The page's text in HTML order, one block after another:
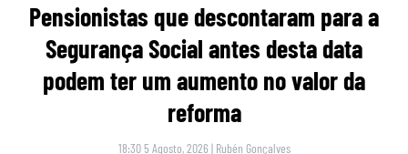
Pensionistas que descontaram para a
Segurança Social antes desta data
podem ter um aumento no valor da
reforma
18:30 5 Agosto, 2026 | Rubén Gonçalves